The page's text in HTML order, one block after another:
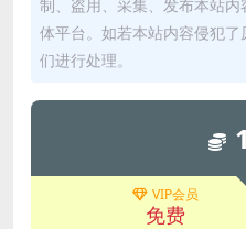
制、盗用、采集、发布本站
体平台。如若本站内容侵犯
们进行处理。
1
VIP会员
免费